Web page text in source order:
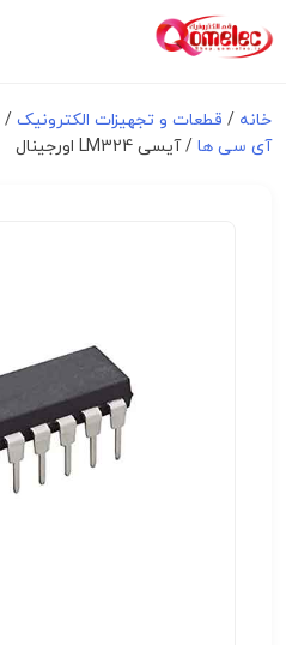
خانه / قطعات و تجهیزات الکترونیک/
آی سی ها / آیسی LM324 اورجینال